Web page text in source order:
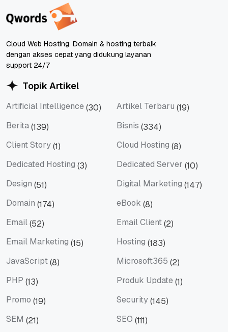
Cloud Web Hosting. Domain & hosting terbaik
dengan akses cepat yang didukung layanan
support 24/7
Topik Artikel
Artificial Intelligence (30) Artikel Terbaru (19)
Berita(139) Bisnis (334)
Client Story(1) Cloud Hosting (8)
Dedicated Hosting (3) Dedicated Server (10)
Design (51) Digital Marketing (147)
Domain (174) eBook (8)
Email(52) Email Client(2)
Email Marketing (15) Hosting (183)
JavaScript(8) Microsoft365 (2)
PHP (13) Produk Update (1)
Promo (19) Security(145)
SEM (21) SEO (111)